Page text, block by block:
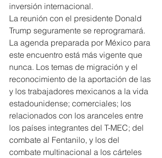
inversión internacional.
La reunión con el presidente Donald
Trump seguramente se reprogramará.
La agenda preparada por México para
este encuentro está más vigente que
nunca. Los temas de migración y el
reconocimiento de la aportación de las
y los trabajadores mexicanos a la vida
estadounidense; comerciales; los
relacionados con los aranceles entre
los países integrantes del T-MEC; del
combate al Fentanilo, y los del
combate multinacional a los cárteles